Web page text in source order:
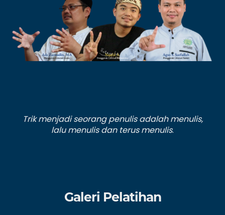
Trik menjadi seorang penulis adalah menulis,
lalu menulis dan terus menulis.
Galeri Pelatihan